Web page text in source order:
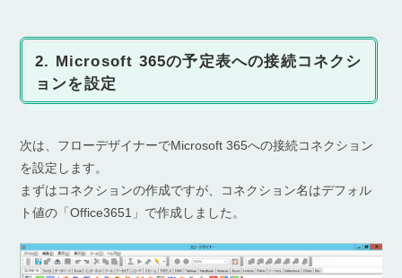
2. Microsoft 365の予定表への接続コネクシ
ョンを設定
次は、フローデザイナーでMicrosoft 365への接続コネクション
を設定します。
まずはコネクションの作成ですが、コネクション名はデフォル
ト値の「Office3651」で作成しました。